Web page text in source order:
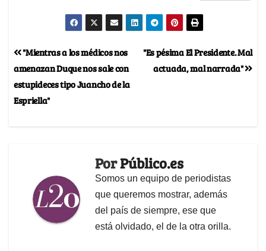
"Es pésima El Presidente. Mal
actuada, mal narrada"
"Mientras a los médicos nos
amenazan Duque nos sale con
estupideces tipo Juancho de la
Espriella"
PorPúblico.es
Somos un equipo de periodistas
que queremos mostrar, además
del país de siempre, ese que
está olvidado, el de la otra orilla.